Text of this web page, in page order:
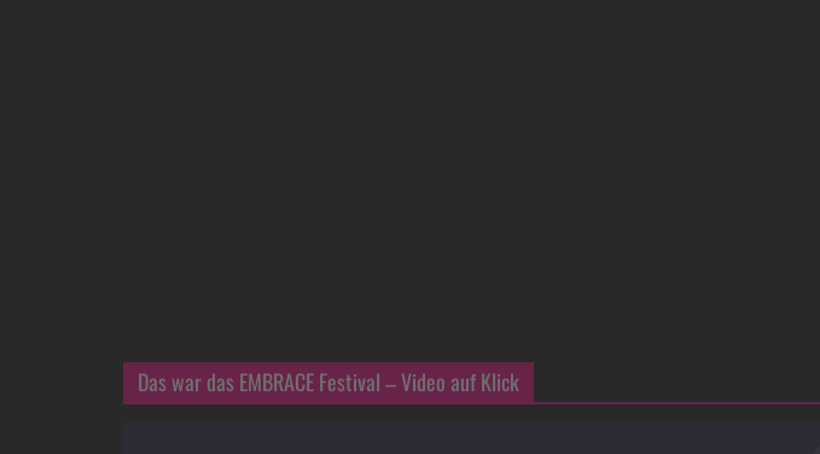
Das war das EMBRACE Festival – Video auf Klick